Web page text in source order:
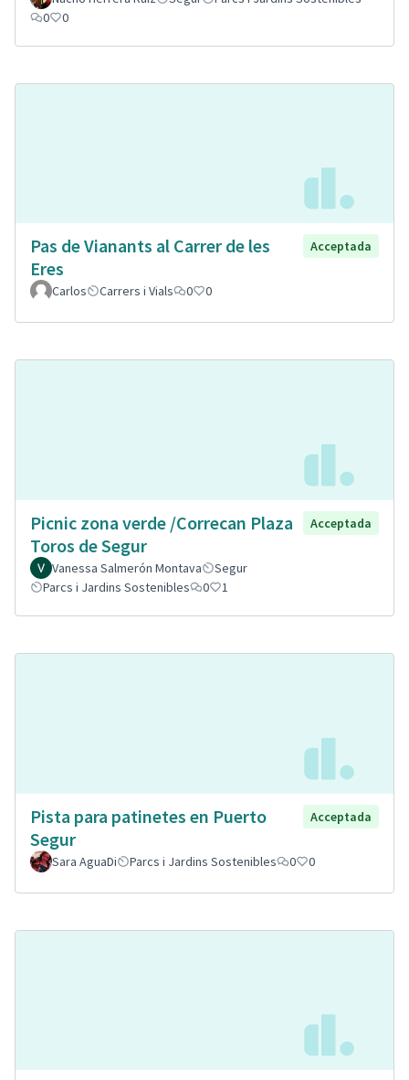
0
0
Pas de Vianants al Carrer de les
Eres
Acceptada
Carlos Carrers i Vials 0 0
Picnic zona verde /Correcan Plaza
Toros de Segur
Acceptada
Vanessa Salmerón Montava
Segur
Parcs i Jardins Sostenibles
0 1
Pista para patinetes en Puerto
Segur
Acceptada
Sara AguaDi Parcs i Jardins Sostenibles 0 0